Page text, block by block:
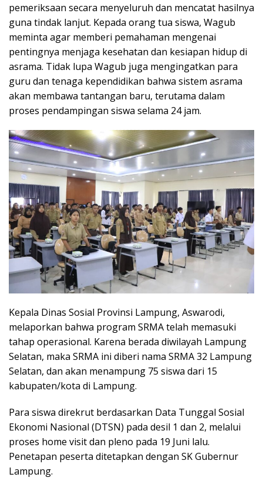
pemeriksaan secara menyeluruh dan mencatat hasilnya
guna tindak lanjut. Kepada orang tua siswa, Wagub
meminta agar memberi pemahaman mengenai
pentingnya menjaga kesehatan dan kesiapan hidup di
asrama. Tidak lupa Wagub juga mengingatkan para
guru dan tenaga kependidikan bahwa sistem asrama
akan membawa tantangan baru, terutama dalam
proses pendampingan siswa selama 24 jam.
Kepala Dinas Sosial Provinsi Lampung, Aswarodi,
melaporkan bahwa program SRMA telah memasuki
tahap operasional. Karena berada diwilayah Lampung
Selatan, maka SRMA ini diberi nama SRMA 32 Lampung
Selatan, dan akan menampung 75 siswa dari 15
kabupaten/kota di Lampung.
Para siswa direkrut berdasarkan Data Tunggal Sosial
Ekonomi Nasional (DTSN) pada desil 1 dan 2, melalui
proses home visit dan pleno pada 19 Juni lalu.
Penetapan peserta ditetapkan dengan SK Gubernur
Lampung.